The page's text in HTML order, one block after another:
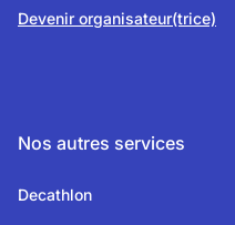
Devenir organisateur(trice)
Nos autres services
Decathlon